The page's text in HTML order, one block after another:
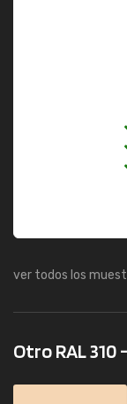
ver todos los
Otro RAL 310